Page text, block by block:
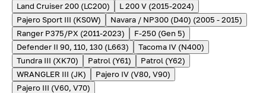
Land Cruiser 200 (LC200)
L 200 V (2015-2024)
Pajero Sport III (KS0W)
Navara / NP300 (D40) (2005 - 2015)
Ranger P375/PX (2011-2023)
F-250 (Gen 5)
Defender II 90, 110, 130 (L663)
Tacoma IV (N400)
Tundra III (XK70)
Patrol (Y61)
Patrol (Y62)
WRANGLER III (JK)
Pajero IV (V80, V90)
Pajero III (V60, V70)